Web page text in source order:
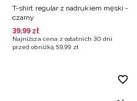
T-shirt regular z nadrukiem męski -
czarny
39,99 zł
Najniższa cena z ostatnich 30 dni
przed obniżką 59,99 zł